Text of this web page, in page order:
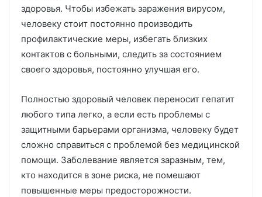
здоровья. Чтобы избежать заражения вирусом,
человеку стоит постоянно производить
профилактические меры, избегать близких
контактов с больными, следить за состоянием
своего здоровья, постоянно улучшая его.
Полностью здоровый человек переносит гепатит
любого типа легко, а если есть проблемы с
защитными барьерами организма, человеку будет
сложно справиться с проблемой без медицинской
помощи. Заболевание является заразным, тем,
кто находится в зоне риска, не помешают
повышенные меры предосторожности.